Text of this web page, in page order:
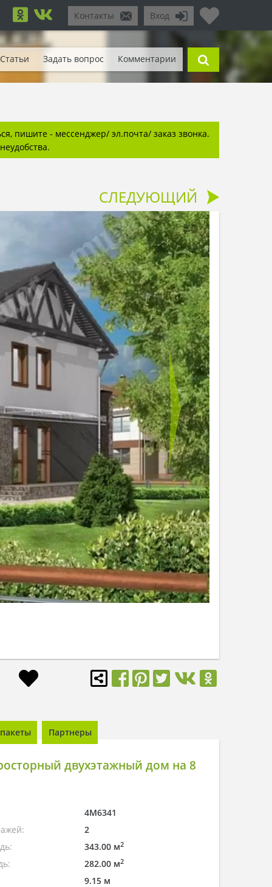
Вход
Контакты
Статьи Задать вопрос Комментарии
пишите - мессенджер/ эл.почта/ заказ звонка.
СЛЕДУЮЩИЙ
Партнеры
двухэтажный дом на 8
4M6341
2
343.00 м2
282.00 м2
9.15 м